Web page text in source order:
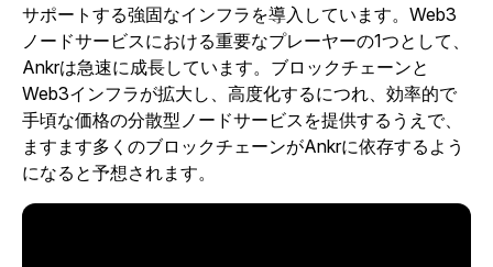
サポートする強固なインフラを導入しています。Web3
ノードサービスにおける重要なプレーヤーの1つとして、
Ankrは急速に成長しています。ブロックチェーンと
Web3インフラが拡大し、高度化するにつれ、効率的で
手頃な価格の分散型ノードサービスを提供するうえで、
ますます多くのブロックチェーンがAnkrに依存するよう
になると予想されます。